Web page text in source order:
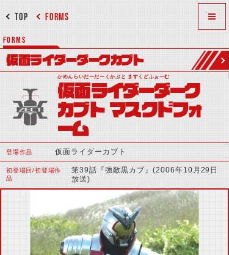
FORMS
TOP
FORMS
仮面ライダーダークカブト
かめんらいだーだーくかぶと ますくどふぉーむ
仮面ライダーダーク
カブト マスクドフォ
ーム
登場作品 仮面ライダーカブト
初登場回/初登場作
品
第39話『強敵黒カブ』(2006年10月29日
放送)